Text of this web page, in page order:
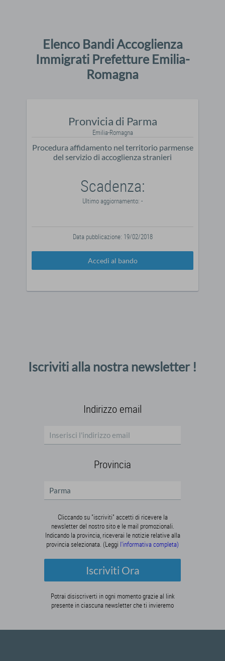
Elenco Bandi Accoglienza
Immigrati Prefetture Emilia-
Romagna
Pronvicia di Parma
Emilia-Romagna
Procedura affidamento nel territorio parmense
del servizio di accoglienza stranieri
Scadenza:
Ultimo aggiornamento: -
Data pubblicazione: 19/02/2018
Accedi al bando
Iscriviti alla nostra newsletter !
Indirizzo email
Provincia
Cliccando su "iscriviti" accetti di ricevere la
newsletter del nostro sito e le mail promozionali.
Indicando la provincia, riceverai le notizie relative alla
provincia selezionata. (Leggi l'informativa completa)
Iscriviti Ora
Potrai disiscriverti in ogni momento grazie al link
presente in ciascuna newsletter che ti invieremo